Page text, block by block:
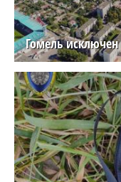
Гомель исключен